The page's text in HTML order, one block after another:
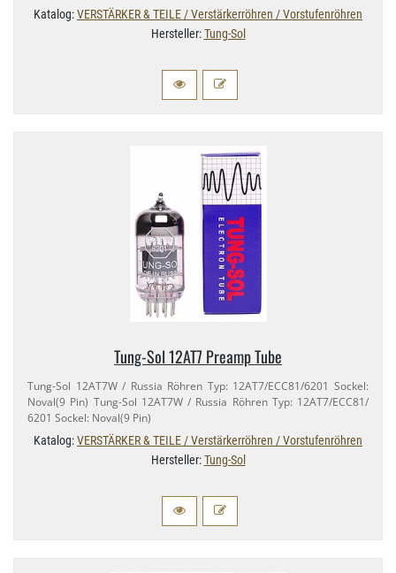
Katalog:VERSTÄRKER & TEILE / Verstärkerröhren / Vorstufenröhren
Hersteller:Tung-Sol
Tung-​Sol 12AT7 Preamp Tube
Tung-​Sol 12AT7W / Russia Röhren Typ: 12AT7/​ECC81/​6201 Sockel:
Noval(9 Pin) Tung-​Sol 12AT7W / Russia Röhren Typ: 12AT7/​ECC81/​
6201 Sockel: Noval(9 Pin)
Katalog:VERSTÄRKER & TEILE / Verstärkerröhren / Vorstufenröhren
Hersteller:Tung-Sol